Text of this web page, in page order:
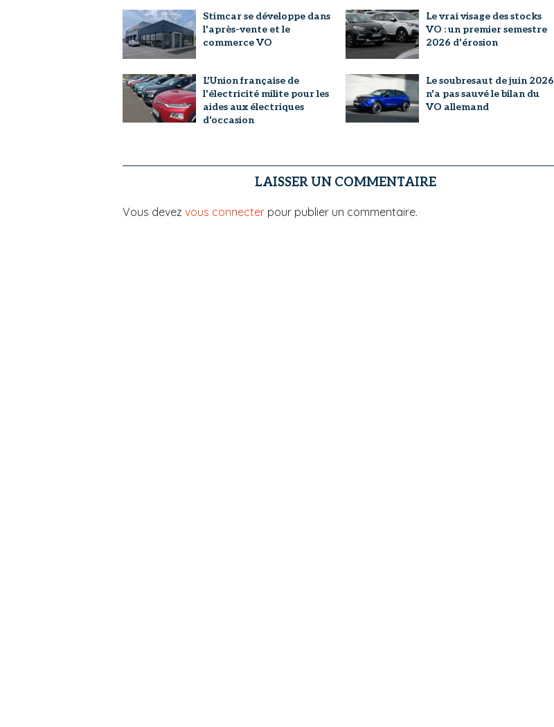
Stimcar se développe dans
l'après-vente et le
commerce VO
Le vrai visage des stocks
VO : un premier semestre
2026 d'érosion
L'Union française de
l'électricité milite pour les
aides aux électriques
d'occasion
Le soubresaut de juin 2026
n'a pas sauvé le bilan du
VO allemand
LAISSER UN COMMENTAIRE
Vous devez vous connecter pour publier un commentaire.